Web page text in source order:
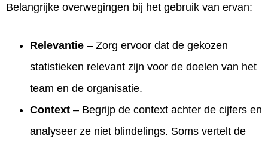
Belangrijke overwegingen bij het gebruik van ervan:
Relevantie – Zorg ervoor dat de gekozen
statistieken relevant zijn voor de doelen van het
team en de organisatie.
Context – Begrijp de context achter de cijfers en
analyseer ze niet blindelings. Soms vertelt de